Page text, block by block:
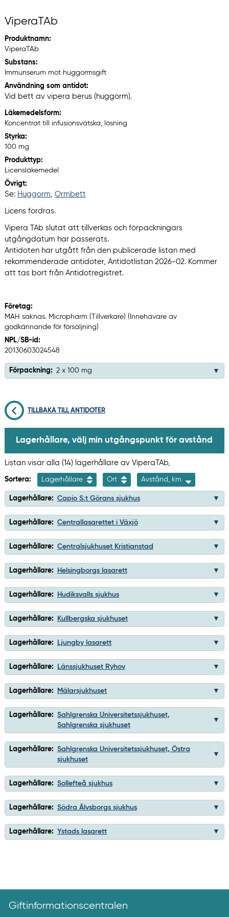
ViperaTAb
Produktnamn:
ViperaTAb
Substans:
Immunserum mot huggormsgift
Användning som antidot:
Vid bett av vipera berus (huggorm).
Läkemedelsform:
Koncentrat till infusionsvätska, lösning
Styrka:
100 mg
Produkttyp:
Licensläkemedel
Övrigt:
Se: Huggorm, Ormbett
Licens fordras.
Vipera TAb slutat att tillverkas och förpackningars
utgångdatum har passerats.
Antidoten har utgått från den publicerade listan med
rekommenderade antidoter, Antidotlistan 2026-02. Kommer
att tas bort från Antidotregistret.
Företag:
MAH saknas. Micropharm (Tillverkare) (Innehavare av
godkännande för försäljning)
NPL/SB-id:
20130603024548
Förpackning: 2 x 100 mg
TILLBAKA TILL ANTIDOTER
Lagerhållare, välj min utgångspunkt för avstånd
Listan visar alla (14) lagerhållare av ViperaTAb,
Sortera: Lagerhållare Ort Avstånd, km
Lagerhållare: Capio S:t Görans sjukhus
Lagerhållare: Centrallasarettet i Växjö
Lagerhållare: Centralsjukhuset Kristianstad
Lagerhållare: Helsingborgs lasarett
Lagerhållare: Hudiksvalls sjukhus
Lagerhållare: Kullbergska sjukhuset
Lagerhållare: Ljungby lasarett
Lagerhållare: Länssjukhuset Ryhov
Lagerhållare: Mälarsjukhuset
Lagerhållare: Sahlgrenska Universitetssjukhuset,
Sahlgrenska sjukhuset
Lagerhållare: Sahlgrenska Universitetssjukhuset, Östra
sjukhuset
Lagerhållare: Sollefteå sjukhus
Lagerhållare: Södra Älvsborgs sjukhus
Lagerhållare: Ystads lasarett
Giftinformationscentralen